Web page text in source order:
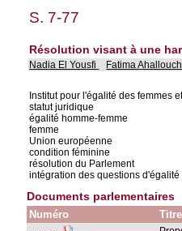
S. 7-77
Résolution visant à une
Nadia El Yousfi Fatima Ahallouch
Institut pour l'égalité des femmes
statut juridique
égalité homme-femme
femme
Union européenne
condition féminine
résolution du Parlement
intégration des questions
Documents parlementaires
Numéro Titre